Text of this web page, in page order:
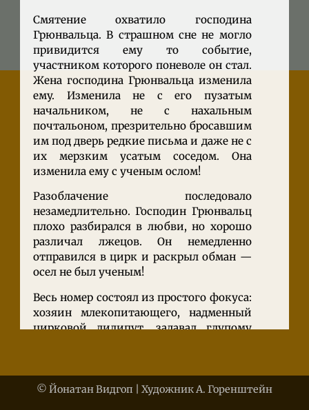
© Йонатан Видгоп | Художник А. Горенштейн
Смятение охватило господина
Грюнвальца. В страшном сне не могло
привидится ему то событие,
участником которого поневоле он стал.
Жена господина Грюнвальца изменила
ему. Изменила не с его пузатым
начальником, не с нахальным
почтальоном, презрительно бросавшим
им под дверь редкие письма и даже не с
их мерзким усатым соседом. Она
изменила ему с ученым ослом!
Разоблачение последовало
незамедлительно. Господин Грюнвальц
плохо разбирался в любви, но хорошо
различал лжецов. Он немедленно
отправился в цирк и раскрыл обман —
осел не был ученым!
Весь номер состоял из простого фокуса:
хозяин млекопитающего, надменный
цирковой лилипут, задавал глупому
моментально прибавить 12389 и отнять
18840. Пока простаки в зрительном